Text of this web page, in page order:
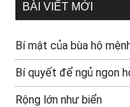
BÀI VIẾT MỚI
Bí mật của bùa hộ
Bí quyết để ngủ ngon
Rộng lớn như biển